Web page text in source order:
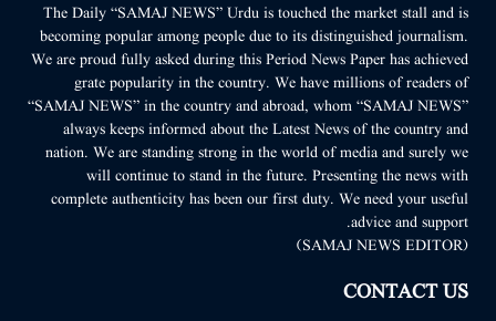
The Daily “SAMAJ NEWS” Urdu is touched the market stall and is
becoming popular among people due to its distinguished journalism.
We are proud fully asked during this Period News Paper has achieved
grate popularity in the country. We have millions of readers of
“SAMAJ NEWS” in the country and abroad, whom “SAMAJ NEWS”
always keeps informed about the Latest News of the country and
nation. We are standing strong in the world of media and surely we
will continue to stand in the future. Presenting the news with
complete authenticity has been our first duty. We need your useful
advice and support.
(SAMAJ NEWS EDITOR)
CONTACT US